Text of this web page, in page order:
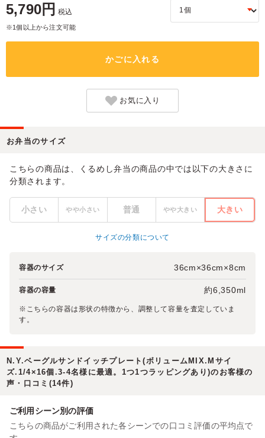
5,790円 税込
※1個以上から注文可能
かごに入れる
お気に入り
お弁当のサイズ
こちらの商品は、くるめし弁当の商品の中では以下の大きさに
分類されます。
小さい やや小さい 普通 やや大きい 大きい
サイズの分類について
容器のサイズ 36cm×36cm×8cm
容器の容量 約6,350ml
※こちらの容器は形状の特徴から、調整して容量を査定していま
す。
N.Y.ベーグルサンドイッチプレート(ボリュームMIX.Mサイ
ズ.1/4×16個.3-4名様に最適。1つ1つラッピングあり)のお客様の
声・口コミ(14件)
ご利用シーン別の評価
こちらの商品がご利用された各シーンでの口コミ評価の平均点で